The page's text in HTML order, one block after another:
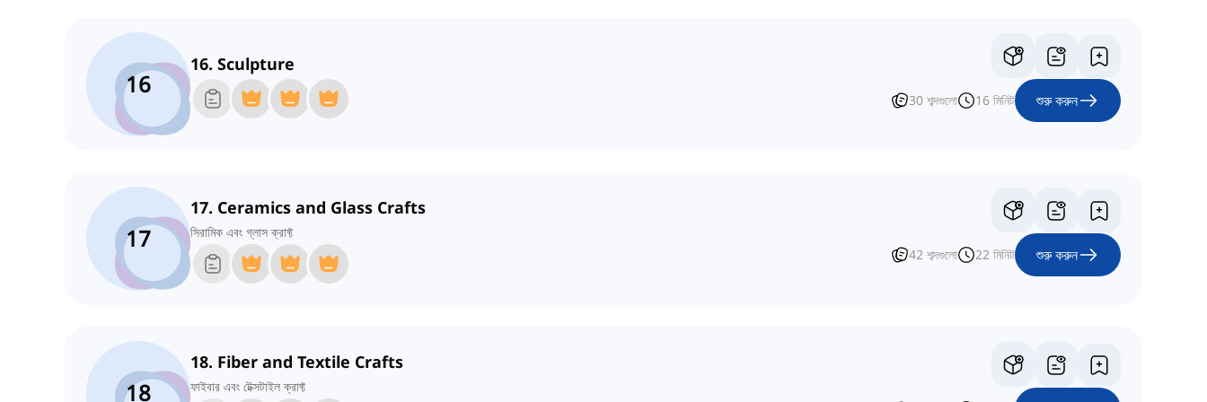
16
16. Sculpture
30 শব্দগুলো 16 মিনিট শুরু করুন
17
17. Ceramics and Glass Crafts
সিরামিক এবং গ্লাস ক্রাফ্ট
42 শব্দগুলো 22 মিনিট শুরু করুন
18
18. Fiber and Textile Crafts
ফাইবার এবং টেক্সটাইল ক্রাফ্ট